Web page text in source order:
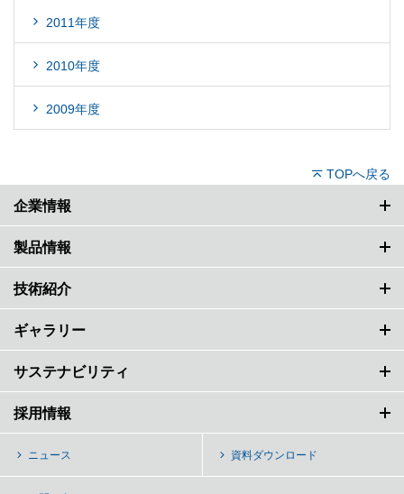
2011年度
2010年度
2009年度
TOPへ戻る
企業情報
製品情報
技術紹介
ギャラリー
サステナビリティ
採用情報
ニュース 資料ダウンロード